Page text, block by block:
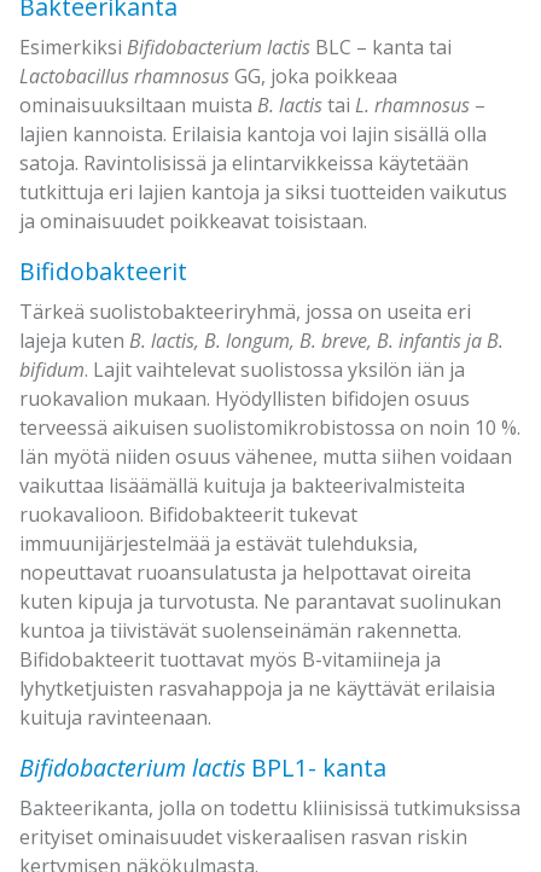
Bakteerikanta
Esimerkiksi Bifidobacterium lactis BLC – kanta tai
Lactobacillus rhamnosusGG, joka poikkeaa
ominaisuuksiltaan muista B. lactistai L. rhamnosus –
lajien kannoista. Erilaisia kantoja voi lajin sisällä olla
satoja. Ravintolisissä ja elintarvikkeissa käytetään
tutkittuja eri lajien kantoja ja siksi tuotteiden vaikutus
ja ominaisuudet poikkeavat toisistaan.
Bifidobakteerit
Tärkeä suolistobakteeriryhmä, jossa on useita eri
lajeja kuten B. lactis, B. longum, B. breve, B. infantis ja B.
bifidum. Lajit vaihtelevat suolistossa yksilön iän ja
ruokavalion mukaan. Hyödyllisten bifidojen osuus
terveessä aikuisen suolistomikrobistossa on noin 10 %.
Iän myötä niiden osuus vähenee, mutta siihen voidaan
vaikuttaa lisäämällä kuituja ja bakteerivalmisteita
ruokavalioon. Bifidobakteerit tukevat
immuunijärjestelmää ja estävät tulehduksia,
nopeuttavat ruoansulatusta ja helpottavat oireita
kuten kipuja ja turvotusta. Ne parantavat suolinukan
kuntoa ja tiivistävät suolenseinämän rakennetta.
Bifidobakteerit tuottavat myös B-vitamiineja ja
lyhytketjuisten rasvahappoja ja ne käyttävät erilaisia
kuituja ravinteenaan.
Bifidobacterium lactis BPL1- kanta
Bakteerikanta, jolla on todettu kliinisissä tutkimuksissa
erityiset ominaisuudet viskeraalisen rasvan riskin
kertymisen näkökulmasta.